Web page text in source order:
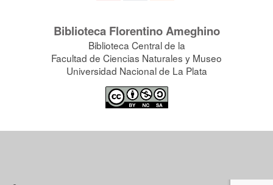
Biblioteca Florentino Ameghino
Biblioteca Central de la
Facultad de Ciencias Naturales y Museo
Universidad Nacional de La Plata